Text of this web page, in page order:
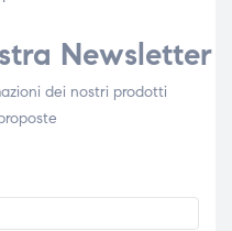
Newsletter
dei nostri prodotti